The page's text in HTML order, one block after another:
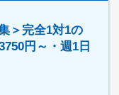
＞完全1対1の
円～・週1日